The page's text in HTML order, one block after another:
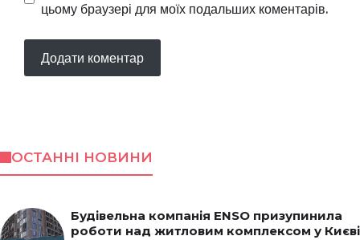
цьому браузері для моїх подальших коментарів.
ОСТАННІ НОВИНИ
Будівельна компанія ENSO призупинила
роботи над житловим комплексом у Києві